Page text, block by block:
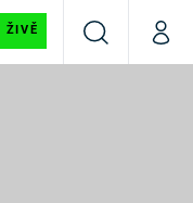
ŽIVĚ
VyhledáváníMůj